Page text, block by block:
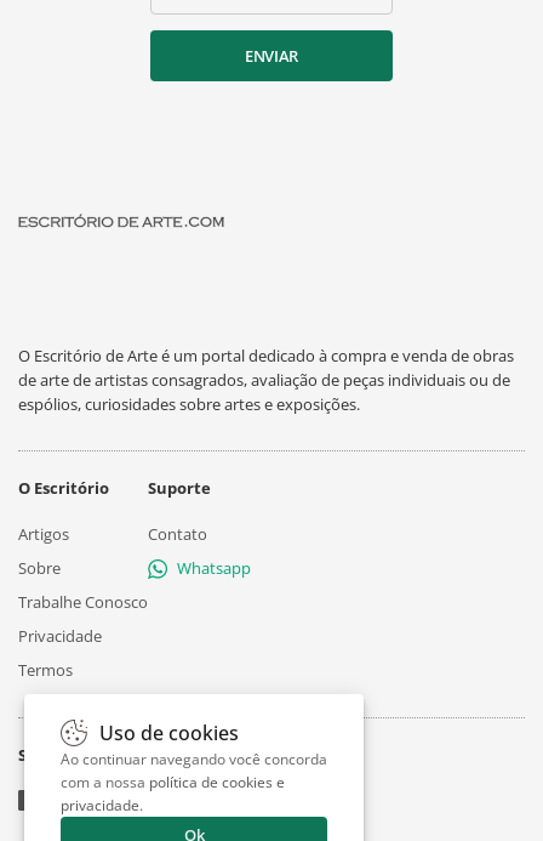
ENVIAR
O Escritório de Arte é um portal dedicado à compra e venda de obras
de arte de artistas consagrados, avaliação de peças individuais ou de
espólios, curiosidades sobre artes e exposições.
O Escritório
Artigos
Sobre
Trabalhe Conosco
Privacidade
Termos
Suporte
Contato
Whatsapp
Siga
Uso de cookies
Ao continuar navegando você concorda
com a nossa política de cookies e
privacidade.
Ok